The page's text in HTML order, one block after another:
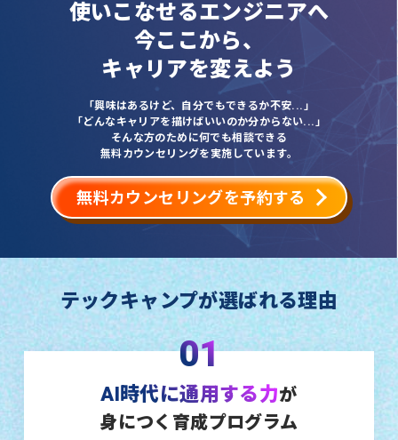
使いこなせるエンジニアへ
今ここから、
キャリアを変えよう
「興味はあるけど、自分でもできるか不安...」
「どんなキャリアを描けばいいのか分からない...」
そんな方のために何でも相談できる
無料カウンセリングを実施しています。
無料カウンセリングを予約する
テックキャンプが選ばれる理由
01
AI時代に通用する力が
身につく育成プログラム